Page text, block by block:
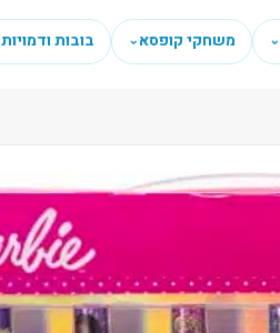
⌄ משחקי קופסא⌄ בובות ודמויות